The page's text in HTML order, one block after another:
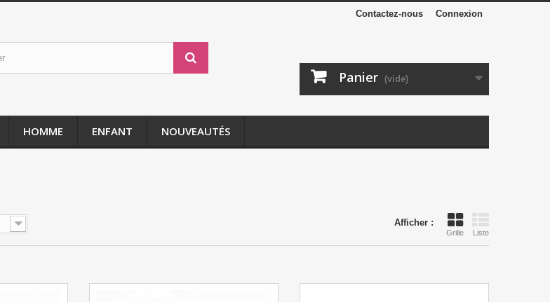
Connexion
Contactez-nous
Panier (vide)
HOMME ENFANT NOUVEAUTÉS
Afficher :
Grille Liste